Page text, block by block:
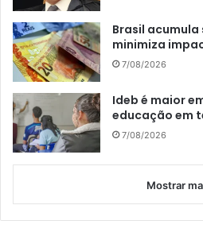
Brasil acumula
minimiza
7/08/2026
Ideb é maior
educação em
7/08/2026
Mostrar